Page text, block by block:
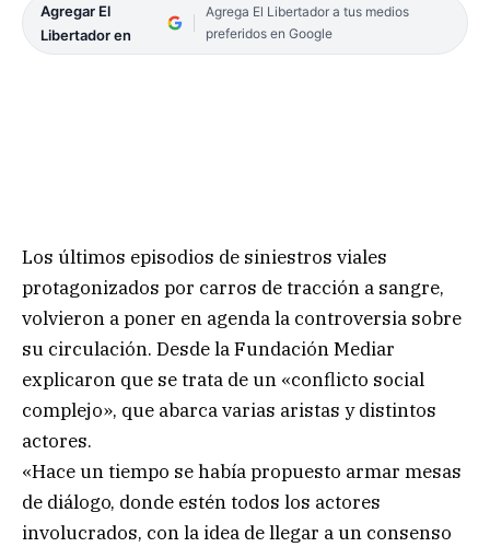
Agregar El
Libertador en
Agrega El Libertador a tus medios
preferidos en Google
Los últimos episodios de siniestros viales
protagonizados por carros de tracción a sangre,
volvieron a poner en agenda la controversia sobre
su circulación. Desde la Fundación Mediar
explicaron que se trata de un «conflicto social
complejo», que abarca varias aristas y distintos
actores.
«Hace un tiempo se había propuesto armar mesas
de diálogo, donde estén todos los actores
involucrados, con la idea de llegar a un consenso